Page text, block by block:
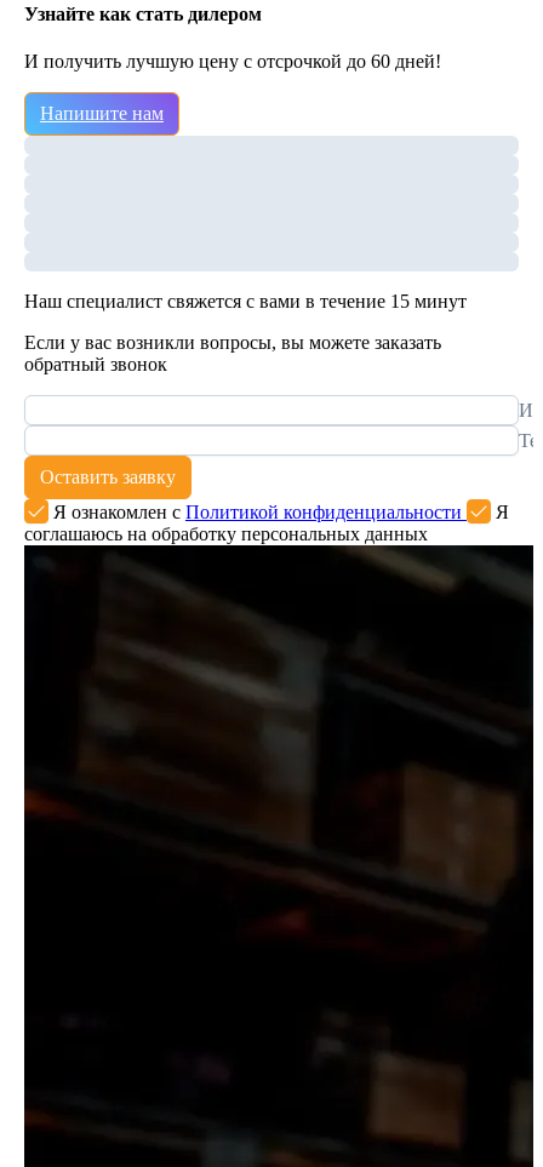
Узнайте как стать дилером
И получить лучшую цену с отсрочкой до 60 дней!
Напишите нам
Наш специалист свяжется с вами в течение 15 минут
Если у вас возникли вопросы, вы можете заказать
обратный звонок
Оставить заявку
Я ознакомлен с Политикой конфиденциальности
Я
соглашаюсь на обработку персональных данных